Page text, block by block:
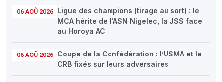
06 AOÛ 2026
Ligue des champions (tirage au sort) : le
MCA hérite de l'ASN Nigelec, la JSS face
au Horoya AC
06 AOÛ 2026
Coupe de la Confédération : l’USMA et le
CRB fixés sur leurs adversaires